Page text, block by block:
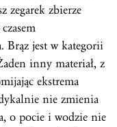
zegarek zbierze
Brąz jest w kategorii
inny materiał, z
ekstrema
nie zmienia
o pocie i wodzie nie